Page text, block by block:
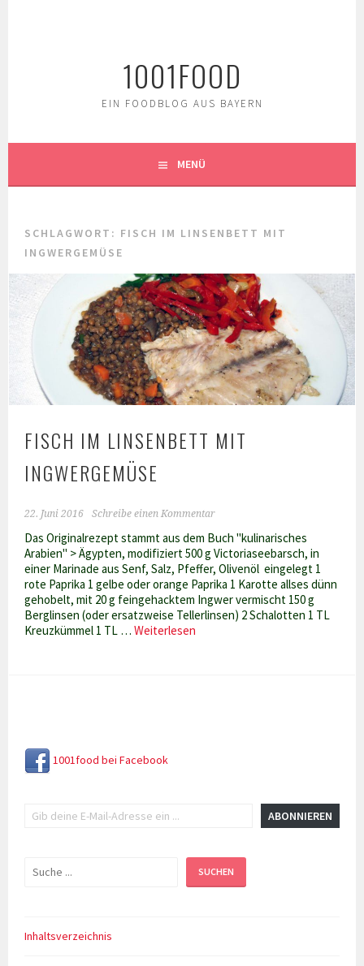
1001FOOD
EIN FOODBLOG AUS BAYERN
MENÜ
SCHLAGWORT: FISCH IM LINSENBETT MIT
INGWERGEMÜSE
FISCH IM LINSENBETT MIT
INGWERGEMÜSE
22. Juni 2016 Schreibe einen Kommentar
Das Originalrezept stammt aus dem Buch "kulinarisches
Arabien" > Ägypten, modifiziert 500 g Victoriaseebarsch, in
einer Marinade aus Senf, Salz, Pfeffer, Olivenöl eingelegt 1
rote Paprika 1 gelbe oder orange Paprika 1 Karotte allses dünn
gehobelt, mit 20 g feingehacktem Ingwer vermischt 150 g
Berglinsen (oder ersatzweise Tellerlinsen) 2 Schalotten 1 TL
Kreuzkümmel 1 TL …Weiterlesen
1001food bei Facebook
ABONNIEREN
Suchen SUCHEN
Inhaltsverzeichnis